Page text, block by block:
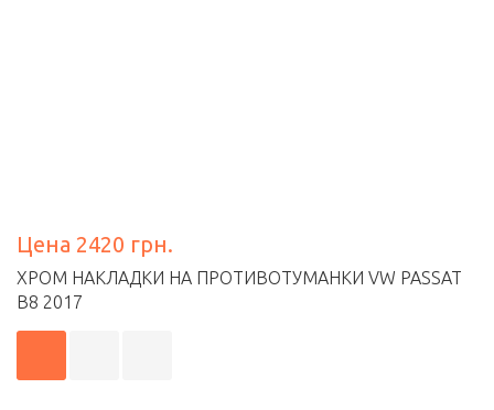
Цена 2420 грн.
ХРОМ НАКЛАДКИ НА ПРОТИВОТУМАНКИ VW PASSAT
B8 2017